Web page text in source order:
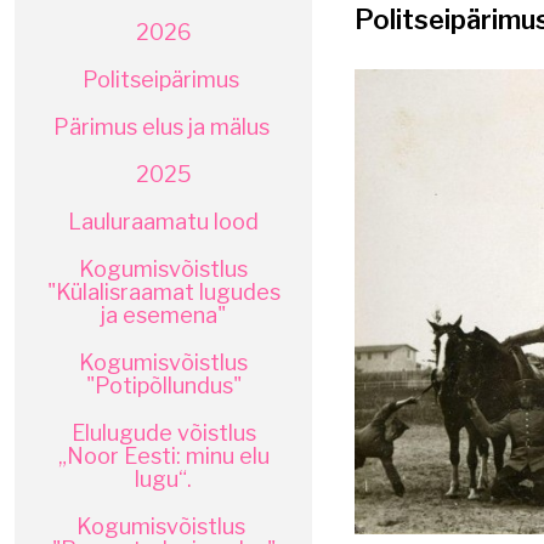
2026
Politseipärimus
Pärimus elus ja mälus
2025
Lauluraamatu lood
Kogumisvõistlus
"Külalisraamat lugudes
ja esemena"
Kogumisvõistlus
"Potipõllundus"
Elulugude võistlus
„Noor Eesti: minu elu
lugu“.
Kogumisvõistlus